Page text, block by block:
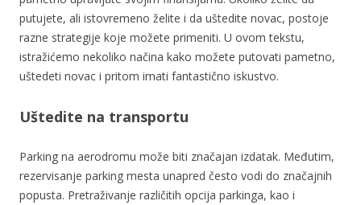
putujete, ali istovremeno želite i da uštedite novac, postoje
razne strategije koje možete primeniti. U ovom tekstu,
istražićemo nekoliko načina kako možete putovati pametno,
uštedeti novac i pritom imati fantastično iskustvo.
Uštedite na transportu
Parking na aerodromu može biti značajan izdatak. Međutim,
rezervisanje parking mesta unapred često vodi do značajnih
popusta. Pretraživanje različitih opcija parkinga, kao i